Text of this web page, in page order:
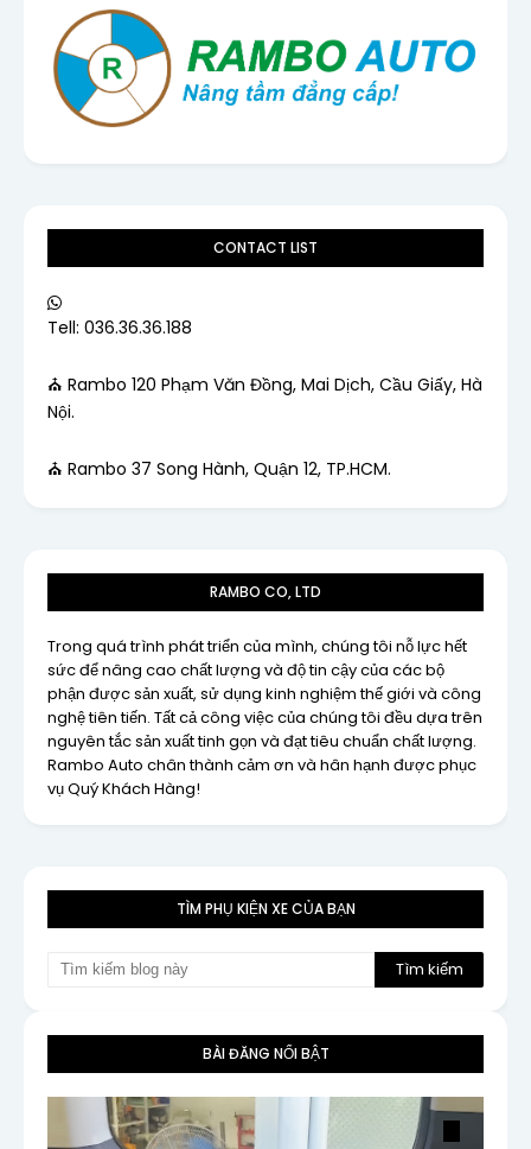
CONTACT LIST
Tell: 036.36.36.188
⛪ Rambo 120 Phạm Văn Đồng, Mai Dịch, Cầu Giấy, Hà
Nội.
⛪ Rambo 37 Song Hành, Quận 12, TP.HCM.
RAMBO CO, LTD
Trong quá trình phát triển của mình, chúng tôi nỗ lực hết
sức để nâng cao chất lượng và độ tin cậy của các bộ
phận được sản xuất, sử dụng kinh nghiệm thế giới và công
nghệ tiên tiến. Tất cả công việc của chúng tôi đều dựa trên
nguyên tắc sản xuất tinh gọn và đạt tiêu chuẩn chất lượng.
Rambo Auto chân thành cảm ơn và hân hạnh được phục
vụ Quý Khách Hàng!
TÌM PHỤ KIỆN XE CỦA BẠN
BÀI ĐĂNG NỔI BẬT